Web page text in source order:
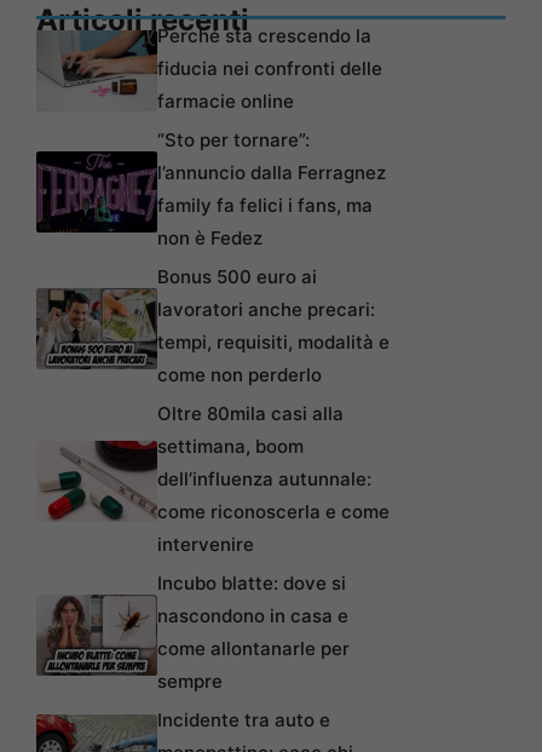
Articoli recentiPerché sta crescendo la
fiducia nei confronti delle
farmacie online
“Sto per tornare”:
l’annuncio dalla Ferragnez
family fa felici i fans, ma
non è Fedez
Bonus 500 euro ai
lavoratori anche precari:
tempi, requisiti, modalità e
come non perderlo
Oltre 80mila casi alla
settimana, boom
dell’influenza autunnale:
come riconoscerla e come
intervenire
Incubo blatte: dove si
nascondono in casa e
come allontanarle per
sempre
Incidente tra auto e